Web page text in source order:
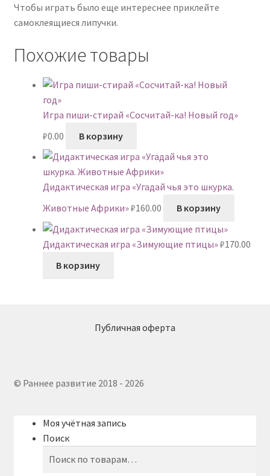
Чтобы играть было еще интереснее приклейте
самоклеящиеся липучки.
Похожие товары
Игра пиши-стирай «Сосчитай-ка! Новый год»
₽0.00 В корзину
Дидактическая игра «Угадай чья это шкурка.
Животные Африки»₽160.00 В корзину
Дидактическая игра «Зимующие птицы»₽170.00
В корзину
Публичная оферта
© Раннее развитие 2018 - 2026
Моя учётная запись
Поиск